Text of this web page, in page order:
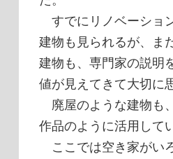
すでにリノベーショ
建物も見られるが、ま
建物も、専門家の説明
値が見えてきて大切に
廃屋のような建物も
作品のように活用して
ここでは空き家がい